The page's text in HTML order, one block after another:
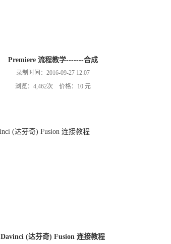
Premiere 流程教学-------合成
录制时间：2016-09-27 12:07
浏览：4,462次 价格：10 元
Davinci (达芬奇) Fusion 连接教程